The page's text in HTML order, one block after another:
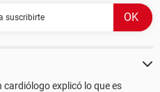
cardiólogo explicó lo que es